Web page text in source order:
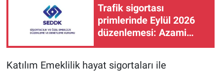
Trafik sigortası
primlerinde Eylül 2026
düzenlemesi: Azami
primlere yüzde 1,75 artış
Katılım Emeklilik hayat sigortaları ile